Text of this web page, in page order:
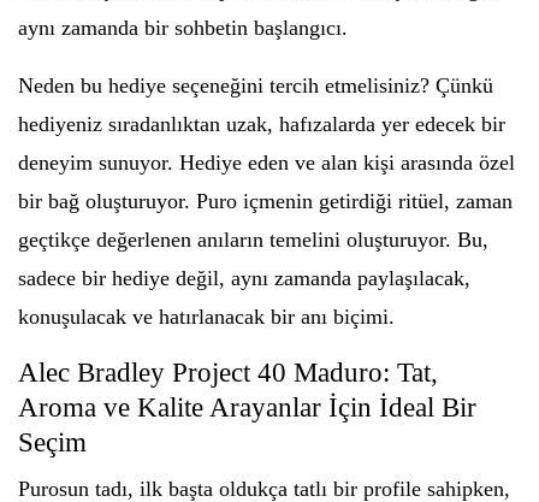
aynı zamanda bir sohbetin başlangıcı.
Neden bu hediye seçeneğini tercih etmelisiniz? Çünkü
hediyeniz sıradanlıktan uzak, hafızalarda yer edecek bir
deneyim sunuyor. Hediye eden ve alan kişi arasında özel
bir bağ oluşturuyor. Puro içmenin getirdiği ritüel, zaman
geçtikçe değerlenen anıların temelini oluşturuyor. Bu,
sadece bir hediye değil, aynı zamanda paylaşılacak,
konuşulacak ve hatırlanacak bir anı biçimi.
Alec Bradley Project 40 Maduro: Tat,
Aroma ve Kalite Arayanlar İçin İdeal Bir
Seçim
Purosun tadı, ilk başta oldukça tatlı bir profile sahipken,